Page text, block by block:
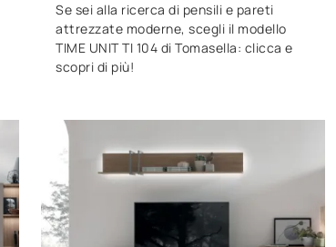
Se sei alla ricerca di pensili e pareti
attrezzate moderne, scegli il modello
TIME UNIT TI 104 di Tomasella: clicca e
scopri di più!